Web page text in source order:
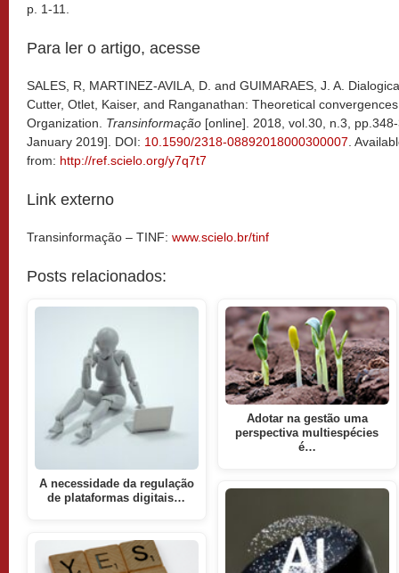
p. 1-11.
Para ler o artigo, acesse
SALES, R, MARTINEZ-AVILA, D. and GUIMARAES, J. A.
Cutter, Otlet, Kaiser, and Ranganathan: Theoretical
Organization.
Transinformação [online]. 2018, vol.30, n.3,
January 2019]. DOI: 10.1590/2318-08892018000300007 .
from: http://ref.scielo.org/y7q7t7
Link externo
Transinformação – TINF: www.scielo.br/tinf
Posts relacionados:
A necessidade da regulação
de plataformas digitais…
Adotar na gestão uma
perspectiva multiespécies
é…